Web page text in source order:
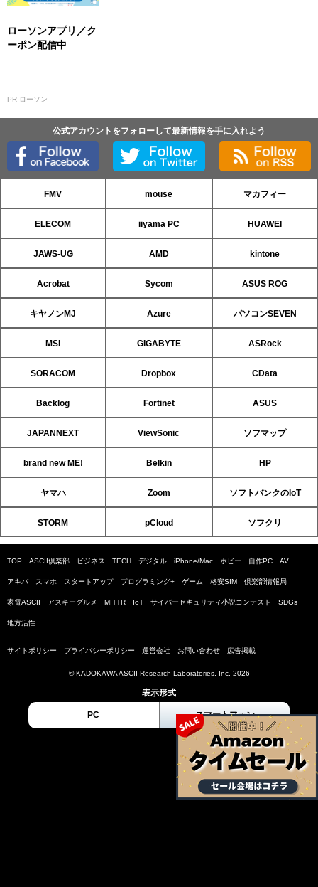
ローソンアプリ／ク
ーポン配信中
PR ローソン
公式アカウントをフォローして最新情報を手に入れよう
FMV mouse マカフィー
ELECOM iiyama PC HUAWEI
JAWS-UG AMD kintone
Acrobat Sycom ASUS ROG
キヤノンMJ Azure パソコンSEVEN
MSI GIGABYTE ASRock
SORACOM Dropbox CData
Backlog Fortinet ASUS
JAPANNEXT ViewSonic ソフマップ
brand new ME! Belkin HP
ヤマハ Zoom ソフトバンクのIoT
STORM pCloud ソフクリ
TOP ASCII倶楽部 ビジネス TECH デジタル iPhone/Mac ホビー 自作PC AV
アキバ スマホ スタートアップ プログラミング+ ゲーム 格安SIM 倶楽部情報局
家電ASCII アスキーグルメ MITTR IoT サイバーセキュリティ小説コンテスト SDGs
地方活性
サイトポリシー プライバシーポリシー 運営会社 お問い合わせ 広告掲載
© KADOKAWA ASCII Research Laboratories, Inc. 2026
表示形式
PC スマートフォン